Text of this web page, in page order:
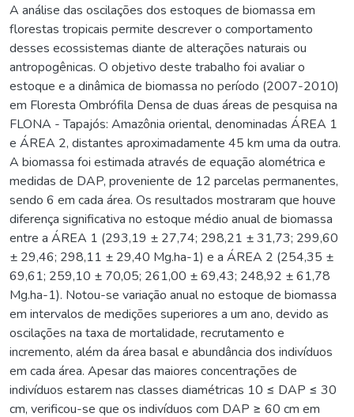
A análise das oscilações dos estoques de biomassa em
florestas tropicais permite descrever o comportamento
desses ecossistemas diante de alterações naturais ou
antropogênicas. O objetivo deste trabalho foi avaliar o
estoque e a dinâmica de biomassa no período (2007-2010)
em Floresta Ombrófila Densa de duas áreas de pesquisa na
FLONA - Tapajós: Amazônia oriental, denominadas ÁREA 1
e ÁREA 2, distantes aproximadamente 45 km uma da outra.
A biomassa foi estimada através de equação alométrica e
medidas de DAP, proveniente de 12 parcelas permanentes,
sendo 6 em cada área. Os resultados mostraram que houve
diferença significativa no estoque médio anual de biomassa
entre a ÁREA 1 (293,19 ± 27,74; 298,21 ± 31,73; 299,60
± 29,46; 298,11 ± 29,40 Mg.ha-1) e a ÁREA 2 (254,35 ±
69,61; 259,10 ± 70,05; 261,00 ± 69,43; 248,92 ± 61,78
Mg.ha-1). Notou-se variação anual no estoque de biomassa
em intervalos de medições superiores a um ano, devido as
oscilações na taxa de mortalidade, recrutamento e
incremento, além da área basal e abundância dos indivíduos
em cada área. Apesar das maiores concentrações de
indivíduos estarem nas classes diamétricas 10 ≤ DAP ≤ 30
cm, verificou-se que os indivíduos com DAP ≥ 60 cm em